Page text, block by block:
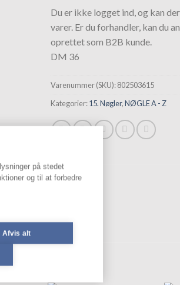
Du er ikke logget ind, og kan
varer. Er du forhandler, kan du
oprettet som B2B kunde.
DM 36
Varenummer (SKU):802503615
Kategorier:15. Nøgler,NØGLE A - Z
på stedet
og til at forbedre
Afvis alt